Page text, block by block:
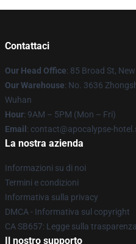
Contattaci
Our Head Office: 85 Broad St,
Our Warehouse: No. 3636
Wuhan
Hour: 9AM – 5PM (Mon – Fri)
Email : contact@apocalypse-
La nostra azienda
Informazioni su di noi
Termini e condizioni
Informativa sulla privacy
DMCA - Informativa sul copyright
CA SB657: Legge sulla
Il nostro supporto